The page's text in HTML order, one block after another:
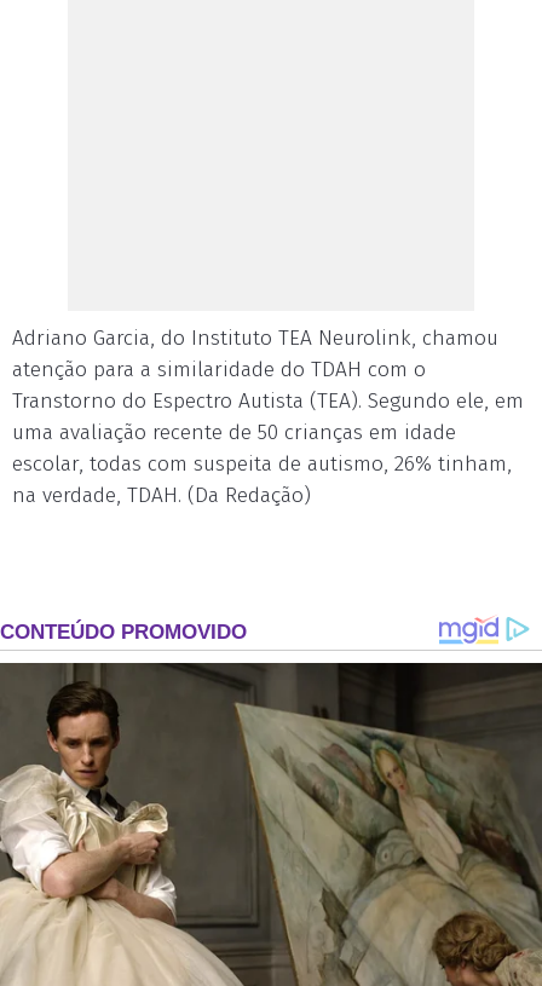
Adriano Garcia, do Instituto TEA Neurolink, chamou
atenção para a similaridade do TDAH com o
Transtorno do Espectro Autista (TEA). Segundo ele, em
uma avaliação recente de 50 crianças em idade
escolar, todas com suspeita de autismo, 26% tinham,
na verdade, TDAH. (Da Redação)